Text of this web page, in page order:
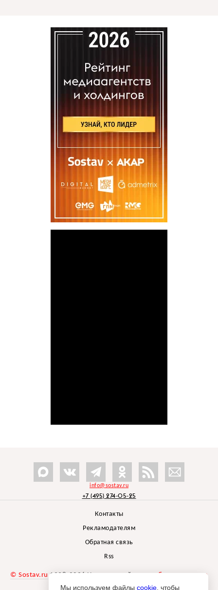
info@sostav.ru
+7 (495) 274-05-25
Контакты
Рекламодателям
Обратная связь
Rss
© Sostav.ru 1998-2026 Независимый проектбрендингового
агентства Depot
Мы используем файлы cookie , чтобы